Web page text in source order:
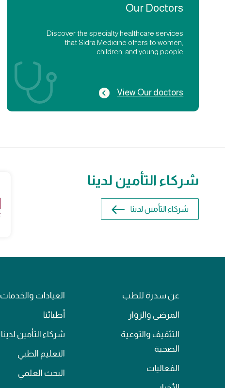
Our Doctors
Discover the specialty healthcare services
that Sidra Medicine offers to women,
children, and young people.
View Our doctors
شركاء التأمين لدينا
شركاء التأمين لدينا
عن سدرة للطب
المرضى والزوار
التثقيف والتوعية
الصحية
الفعاليات
العيادات والخدمات
أطبائنا
شركاء التأمين لدينا
التعليم الطبي
البحث العلمي